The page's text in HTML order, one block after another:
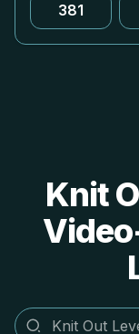
381
Knit